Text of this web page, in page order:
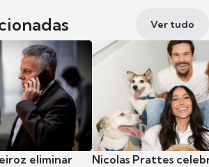
Ver tudo
eliminar
Nicolas Prattes